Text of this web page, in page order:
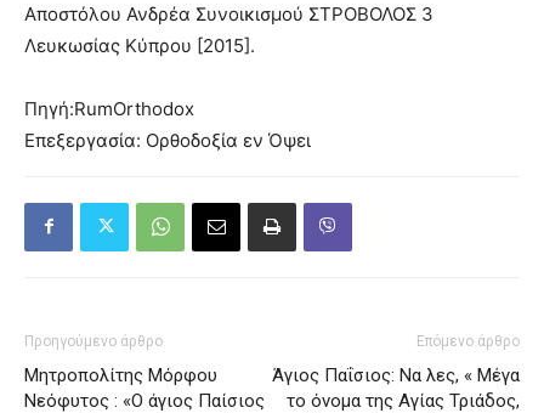
Αποστόλου Ανδρέα Συνοικισμού ΣΤΡΟΒΟΛΟΣ 3
Λευκωσίας Κύπρου [2015].
Πηγή:RumOrthodox
Επεξεργασία: Ορθοδοξία εν Όψει
Προηγούμενο άρθρο
Μητροπολίτης Μόρφου
Νεόφυτος : «Ο άγιος Παίσιος
Επόμενο άρθρο
Άγιος Παΐσιος: Να λες, « Μέγα
το όνομα της Αγίας Τριάδος,